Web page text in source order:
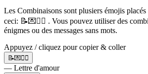
Les Combinaisons sont plusiers émojis
ceci: 📝💌❤️‍🔥 . Vous pouvez utiliser des
énigmes ou des messages sans mots.
Appuyez / cliquez pour copier & coller
📝💌❤️‍🔥
— Lettre d'amour